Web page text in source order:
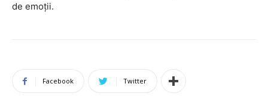
de emoții.
Facebook Twitter